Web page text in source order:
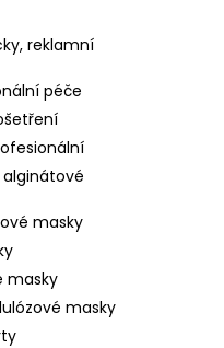
reklamní
péče
alginátové
masky
masky
masky